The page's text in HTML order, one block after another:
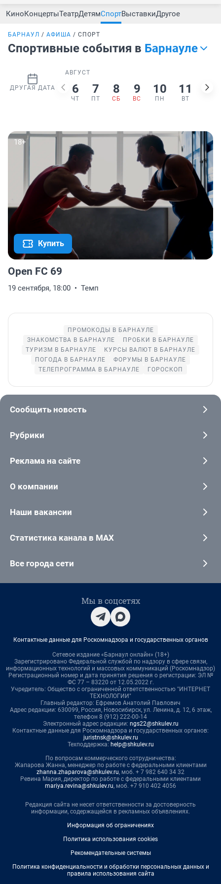
КиноКонцертыТеатрДетямСпортВыставкиДругое
БАРНАУЛ АФИША СПОРТ
Спортивные события в Барнауле
ДРУГАЯ ДАТА
АВГУСТ
6
ЧТ
7
ПТ
8
СБ
9
ВС
10
ПН
11
ВТ
12
18+
Купить
Open FC 69
19 сентября, 18:00 Темп
ПРОМОКОДЫ В БАРНАУЛЕ
ЗНАКОМСТВА В БАРНАУЛЕ
ПРОБКИ В БАРНАУЛЕ
ТУРИЗМ В БАРНАУЛЕ
КУРСЫ ВАЛЮТ В БАРНАУЛЕ
ПОГОДА В БАРНАУЛЕ
ФОРУМЫ В БАРНАУЛЕ
ТЕЛЕПРОГРАММА В БАРНАУЛЕ
ГОРОСКОП
Сообщить новость
Рубрики
Реклама на сайте
О компании
Наши вакансии
Статистика канала в MAX
Все города сети
Мы в соцсетях
Контактные данные для Роскомнадзора и государственных органов
Сетевое издание «Барнаул онлайн» (18+)
Зарегистрировано Федеральной службой по надзору в сфере связи,
информационных технологий и массовых коммуникаций (Роскомнадзор)
Регистрационный номер и дата принятия решения о регистрации: ЭЛ №
ФС 77 – 83220 от 12.05.2022 г.
Учредитель: Общество с ограниченной ответственностью "ИНТЕРНЕТ
ТЕХНОЛОГИИ"
Главный редактор: Ефремов Анатолий Павлович
Адрес редакции: 630099, Россия, Новосибирск, ул. Ленина, д. 12, 6 этаж,
телефон 8 (912) 222-00-14
Электронный адрес редакции: ngs22@shkulev.ru
Контактные данные для Роскомнадзора и государственных органов:
juristnsk@shkulev.ru
Техподдержка: help@shkulev.ru
По вопросам коммерческого сотрудничества:
Жапарова Жанна, менеджер по работе с федеральными клиентами
zhanna.zhaparova@shkulev.ru, моб. + 7 982 640 34 32
Ревина Мария, директор по работе с федеральными клиентами
mariya.revina@shkulev.ru, моб. +7 910 402 4056
Редакция сайта не несет ответственности за достоверность
информации, содержащейся в рекламных объявлениях.
Информация об ограничениях
Политика использования cookies
Рекомендательные системы
Политика конфиденциальности и обработки персональных данных и
правила использования сайта